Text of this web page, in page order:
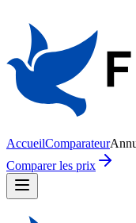
AccueilComparateur
Comparer les prix